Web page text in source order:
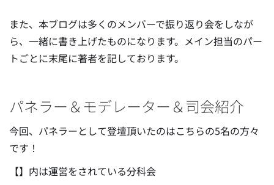
また、本ブログは多くのメンバーで振り返り会をしなが
ら、一緒に書き上げたものになります。メイン担当のパー
トごとに末尾に著者を記しております。
パネラー＆モデレーター＆司会紹介
今回、パネラーとして登壇頂いたのはこちらの5名の方々
です！
【】内は運営をされている分科会